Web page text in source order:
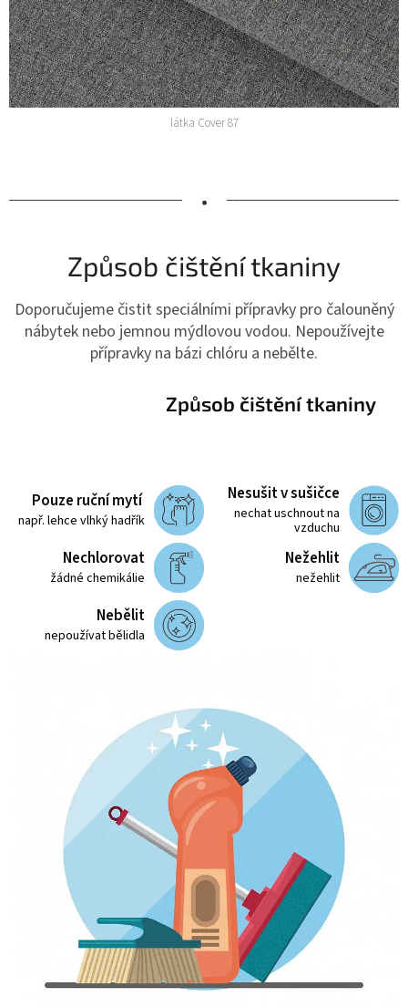
látka Cover 87
•
Způsob čištění tkaniny
Doporučujeme čistit speciálními přípravky pro čalouněný
nábytek nebo jemnou mýdlovou vodou. Nepoužívejte
přípravky na bázi chlóru a nebělte.
Způsob čištění tkaniny
Pouze ruční mytí
např. lehce vlhký hadřík
Nesušit v sušičce
nechat uschnout na
vzduchu
Nechlorovat
žádné chemikálie
Nežehlit
nežehlit
Nebělit
nepoužívat bělidla